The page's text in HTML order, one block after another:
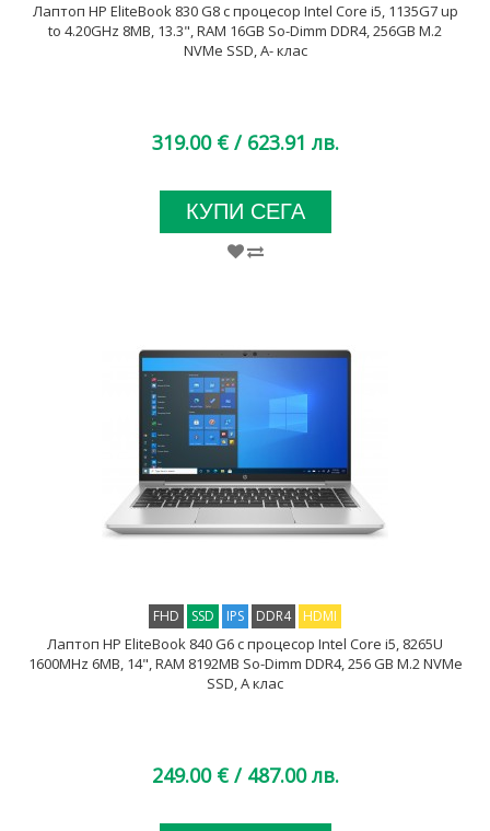
Лаптоп HP EliteBook 830 G8 с процесор Intel Core i5, 1135G7 up
to 4.20GHz 8MB, 13.3", RAM 16GB So-Dimm DDR4, 256GB M.2
NVMe SSD, A- клас
319.00 € / 623.91 лв.
КУПИ СЕГА
FHD SSD IPS DDR4 HDMI
Лаптоп HP EliteBook 840 G6 с процесор Intel Core i5, 8265U
1600MHz 6MB, 14", RAM 8192MB So-Dimm DDR4, 256 GB M.2 NVMe
SSD, A клас
249.00 € / 487.00 лв.